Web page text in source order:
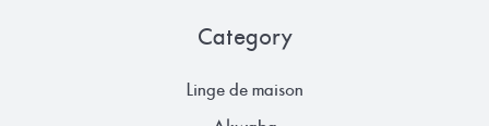
Category
Linge de maison